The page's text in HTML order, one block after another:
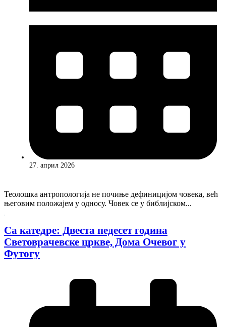
27. април 2026
Теолошка антропологија не почиње дефиницијом човека, већ
његовим положајем у односу. Човек се у библијском...
Са катедре: Двеста педесет година
Световрачевске цркве, Дома Очевог у
Футогу